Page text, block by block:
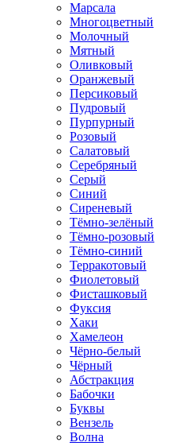
Марсала
Многоцветный
Молочный
Мятный
Оливковый
Оранжевый
Персиковый
Пудровый
Пурпурный
Розовый
Салатовый
Серебряный
Серый
Синий
Сиреневый
Тёмно-зелёный
Тёмно-розовый
Тёмно-синий
Терракотовый
Фиолетовый
Фисташковый
Фуксия
Хаки
Хамелеон
Чёрно-белый
Чёрный
Абстракция
Бабочки
Буквы
Вензель
Волна